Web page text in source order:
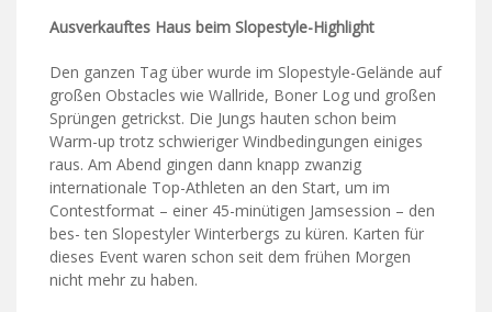
Ausverkauftes Haus beim Slopestyle-Highlight
Den ganzen Tag über wurde im Slopestyle-Gelände auf
großen Obstacles wie Wallride, Boner Log und großen
Sprüngen getrickst. Die Jungs hauten schon beim
Warm-up trotz schwieriger Windbedingungen einiges
raus. Am Abend gingen dann knapp zwanzig
internationale Top-Athleten an den Start, um im
Contestformat – einer 45-minütigen Jamsession – den
bes- ten Slopestyler Winterbergs zu küren. Karten für
dieses Event waren schon seit dem frühen Morgen
nicht mehr zu haben.